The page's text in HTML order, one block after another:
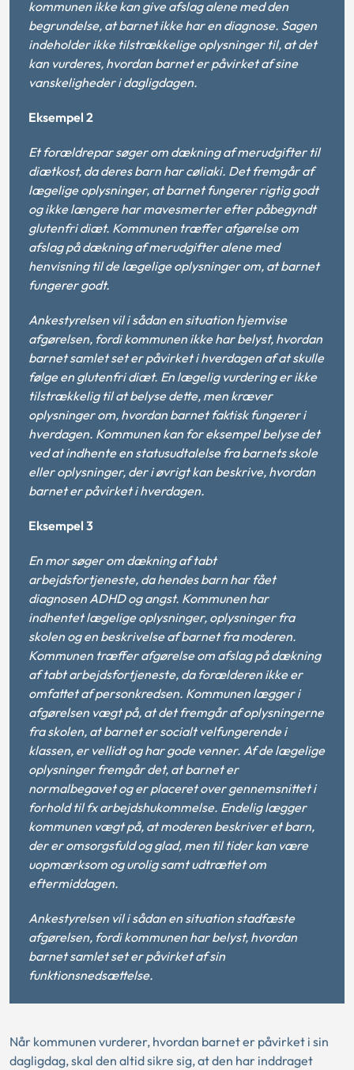
kommunen ikke kan give afslag alene med den
begrundelse, at barnet ikke har en diagnose. Sagen
indeholder ikke tilstrækkelige oplysninger til, at det
kan vurderes, hvordan barnet er påvirket af sine
vanskeligheder i dagligdagen.
Eksempel 2
Et forældrepar søger om dækning af merudgifter til
diætkost, da deres barn har cøliaki. Det fremgår af
lægelige oplysninger, at barnet fungerer rigtig godt
og ikke længere har mavesmerter efter påbegyndt
glutenfri diæt. Kommunen træffer afgørelse om
afslag på dækning af merudgifter alene med
henvisning til de lægelige oplysninger om, at barnet
fungerer godt.
Ankestyrelsen vil i sådan en situation hjemvise
afgørelsen, fordi kommunen ikke har belyst, hvordan
barnet samlet set er påvirket i hverdagen af at skulle
følge en glutenfri diæt. En lægelig vurdering er ikke
tilstrækkelig til at belyse dette, men kræver
oplysninger om, hvordan barnet faktisk fungerer i
hverdagen. Kommunen kan for eksempel belyse det
ved at indhente en statusudtalelse fra barnets skole
eller oplysninger, der i øvrigt kan beskrive, hvordan
barnet er påvirket i hverdagen.
Eksempel 3
En mor søger om dækning af tabt
arbejdsfortjeneste, da hendes barn har fået
diagnosen ADHD og angst. Kommunen har
indhentet lægelige oplysninger, oplysninger fra
skolen og en beskrivelse af barnet fra moderen.
Kommunen træffer afgørelse om afslag på dækning
af tabt arbejdsfortjeneste, da forælderen ikke er
omfattet af personkredsen. Kommunen lægger i
afgørelsen vægt på, at det fremgår af oplysningerne
fra skolen, at barnet er socialt velfungerende i
klassen, er vellidt og har gode venner. Af de lægelige
oplysninger fremgår det, at barnet er
normalbegavet og er placeret over gennemsnittet i
forhold til fx arbejdshukommelse. Endelig lægger
kommunen vægt på, at moderen beskriver et barn,
der er omsorgsfuld og glad, men til tider kan være
uopmærksom og urolig samt udtrættet om
eftermiddagen.
Ankestyrelsen vil i sådan en situation stadfæste
afgørelsen, fordi kommunen har belyst, hvordan
barnet samlet set er påvirket af sin
funktionsnedsættelse.
Når kommunen vurderer, hvordan barnet er påvirket i sin
dagligdag, skal den altid sikre sig, at den har inddraget